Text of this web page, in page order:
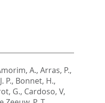
A., Arras, P.,
P., Bonnet, H.,
G., Cardoso, V,